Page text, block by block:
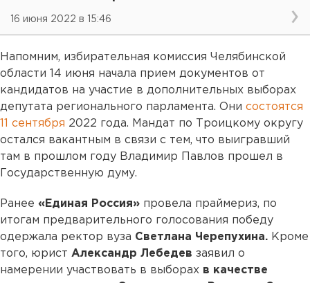
16 июня 2022 в 15:46
Напомним, избирательная комиссия Челябинской
области 14 июня начала прием документов от
кандидатов на участие в дополнительных выборах
депутата регионального парламента. Они состоятся
11 сентября 2022 года. Мандат по Троицкому округу
остался вакантным в связи с тем, что выигравший
там в прошлом году Владимир Павлов прошел в
Государственную думу.
Ранее «Единая Россия» провела праймериз, по
итогам предварительного голосования победу
одержала ректор вуза Светлана Черепухина. Кроме
того, юрист Александр Лебедев заявил о
намерении участвовать в выборах в качестве